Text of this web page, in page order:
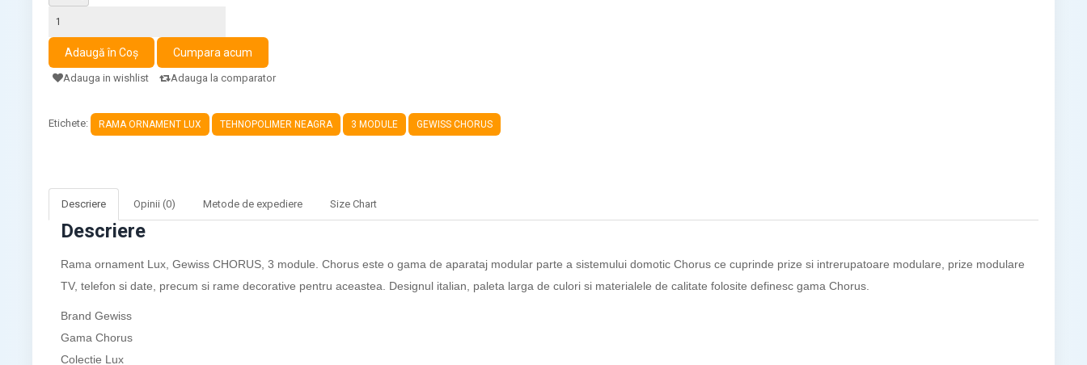
Adauga in wishlist Adauga la comparator
Etichete: RAMA ORNAMENT LUX TEHNOPOLIMER NEAGRA 3 MODULE GEWISS CHORUS
Descriere Opinii (0) Metode de expediere Size Chart
Descriere
Rama ornament Lux, Gewiss CHORUS, 3 module. Chorus este o gama de aparataj modular parte a sistemului domotic Chorus ce cuprinde prize si intrerupatoare modulare, prize modulare
TV, telefon si date, precum si rame decorative pentru aceastea. Designul italian, paleta larga de culori si materialele de calitate folosite definesc gama Chorus.
BrandGewiss
GamaChorus
Colectie Lux